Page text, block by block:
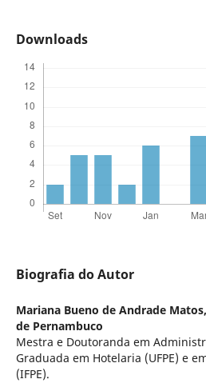
Downloads
Biografia do Autor
Mariana Bueno de Andrade Matos,
de Pernambuco
Mestra e Doutoranda em
Graduada em Hotelaria (UFPE) e
(IFPE).